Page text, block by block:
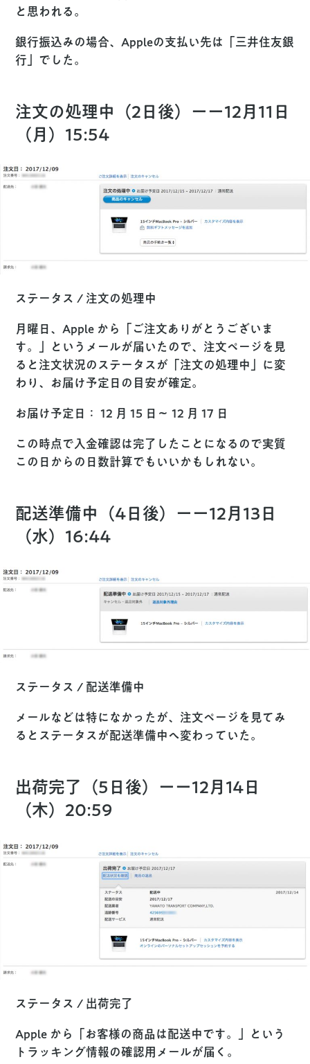
と思われる。
銀行振込みの場合、Appleの支払い先は「三井住友銀
行」でした。
注文の処理中（2日後）ーー12月11日
（月）15:54
ステータス / 注文の処理中
月曜日、Apple から「ご注文ありがとうございま
す。」というメールが届いたので、注文ページを見
ると注文状況のステータスが「注文の処理中」に変
わり、お届け予定日の 目安が確定。
お届け予定日： 12 月 15 日〜 12 月 17 日
この時点で入金確認は完了したことになるので実質
この日からの日数計算でもいいかもしれない。
配送準備中（4日後）ーー12月13日
（水）16:44
ステータス / 配送準備中
メールなどは特になかったが、注文ページを見てみ
るとステータスが配送準備中へ変わっていた。
出荷完了（5日後）ーー12月14日
（木）20:59
ステータス / 出荷完了
Apple から「お客様の商品は配送中です。」という
トラッキング情報の確認用メールが届く。